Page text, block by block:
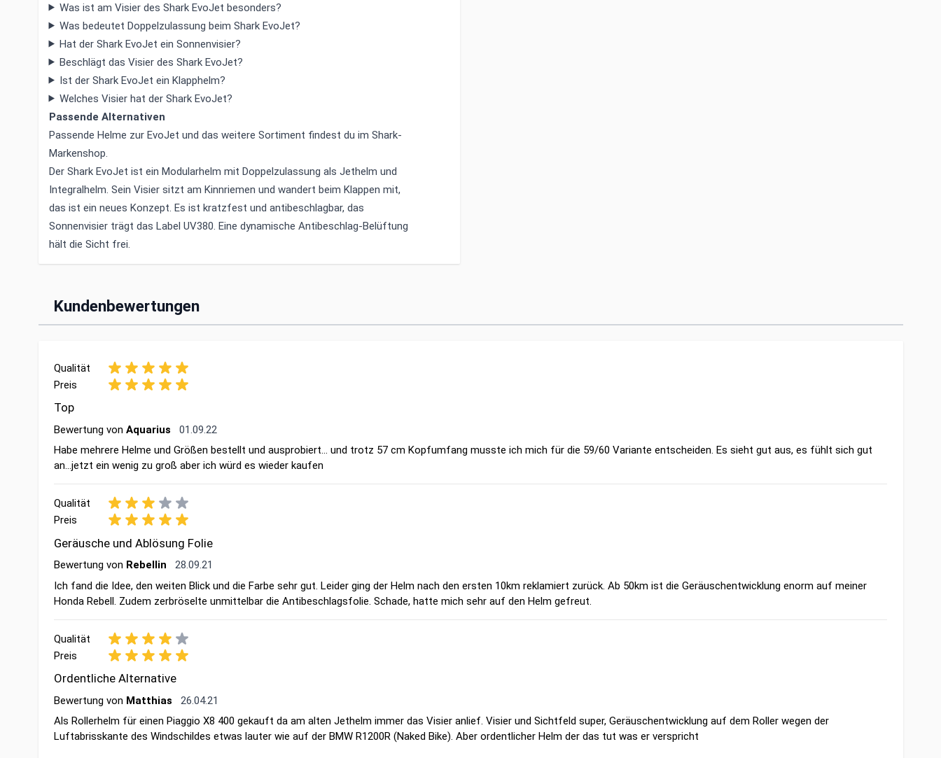
Was ist am Visier des Shark EvoJet besonders?
Was bedeutet Doppelzulassung beim Shark EvoJet?
Hat der Shark EvoJet ein Sonnenvisier?
Beschlägt das Visier des Shark EvoJet?
Ist der Shark EvoJet ein Klapphelm?
Welches Visier hat der Shark EvoJet?
Passende Alternativen
Passende Helme zur EvoJet und das weitere Sortiment findest du im Shark-
Markenshop
Der Shark EvoJet ist ein Modularhelm mit Doppelzulassung als Jethelm und
Integralhelm. Sein Visier sitzt am Kinnriemen und wandert beim Klappen mit,
das ist ein neues Konzept. Es ist kratzfest und antibeschlagbar, das
Sonnenvisier trägt das Label UV380. Eine dynamische Antibeschlag-Belüftung
hält die Sicht frei.
Kundenbewertungen
Qualität
Preis
Top
Bewertung von Aquarius 1. September 2022
01.09.22
Habe mehrere Helme und Größen bestellt und ausprobiert... und trotz 57 cm Kopfumfang musste ich mich für die 59/60 Variante entscheiden. Es sieht gut aus, es fühlt sich gut
an...jetzt ein wenig zu groß aber ich würd es wieder kaufen
Qualität
Preis
Geräusche und Ablösung Folie
Bewertung von Rebellin 28. September 2021
28.09.21
Ich fand die Idee, den weiten Blick und die Farbe sehr gut. Leider ging der Helm nach den ersten 10km reklamiert zurück. Ab 50km ist die Geräuschentwicklung enorm auf meiner
Honda Rebell. Zudem zerbröselte unmittelbar die Antibeschlagsfolie. Schade, hatte mich sehr auf den Helm gefreut.
Qualität
Preis
Ordentliche Alternative
Bewertung von Matthias 26. April 2021
26.04.21
Als Rollerhelm für einen Piaggio X8 400 gekauft da am alten Jethelm immer das Visier anlief. Visier und Sichtfeld super, Geräuschentwicklung auf dem Roller wegen der
Luftabrisskante des Windschildes etwas lauter wie auf der BMW R1200R (Naked Bike). Aber ordentlicher Helm der das tut was er verspricht